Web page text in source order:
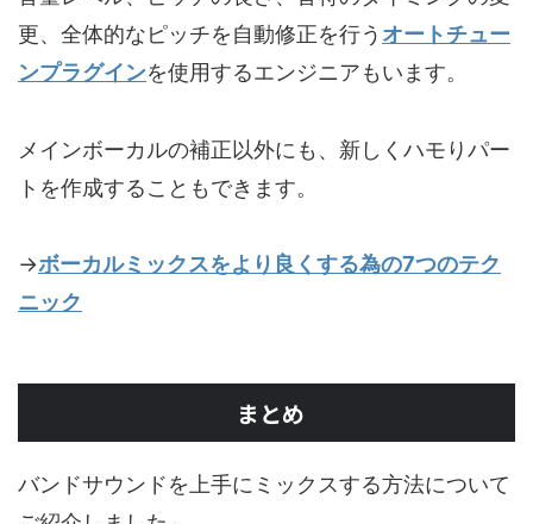
更、全体的なピッチを自動修正を行う オートチュー
ンプラグインを使用するエンジニアもいます。
メインボーカルの補正以外にも、新しくハモりパー
トを作成することもできます。
→ボーカルミックスをより良くする為の7つのテク
ニック
まとめ
バンドサウンドを上手にミックスする方法について